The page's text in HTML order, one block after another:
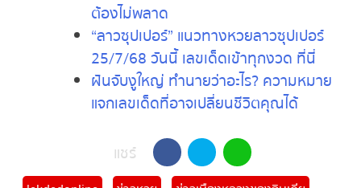
“บ่าววี” ประสบอุบัติเหตุรถพังยับ คอหวย
จับตา เลขทะเบียนรถบ่าววี 1/8/68 งวดนี้
ต้องไม่พลาด
“ลาวซุปเปอร์” แนวทางหวยลาวซุปเปอร์
25/7/68 วันนี้ เลขเด็ดเข้าทุกงวด ที่นี่
แจกเลขเด็ดที่อาจเปลี่ยนชีวิตคุณได้